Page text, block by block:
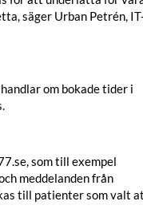
säger Urban Petrén,
om bokade tider i
som till exempel
meddelanden från
till patienter som valt